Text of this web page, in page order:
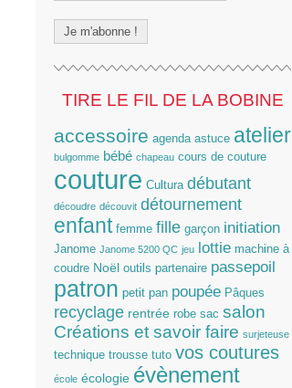
TIRE LE FIL DE LA BOBINE
accessoire agenda astuce atelier
bulgomme bébé chapeau cours de couture
couture Cultura débutant
découdre découvit détournement
enfant femme fille garçon initiation
Janome Janome 5200 QC jeu lottie machine à
coudre Noël outils partenaire passepoil
patron petit pan poupée Pâques
recyclage rentrée robe sac salon
Créations et savoir faire surjeteuse
technique trousse tuto vos coutures
école écologie évènement